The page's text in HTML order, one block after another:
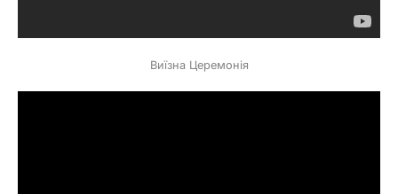
Виїзна Церемонія